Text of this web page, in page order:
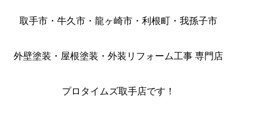
取手市・牛久市・龍ヶ崎市・利根町・我孫子市
外壁塗装・屋根塗装・外装リフォーム工事 専門店
プロタイムズ取手店です！